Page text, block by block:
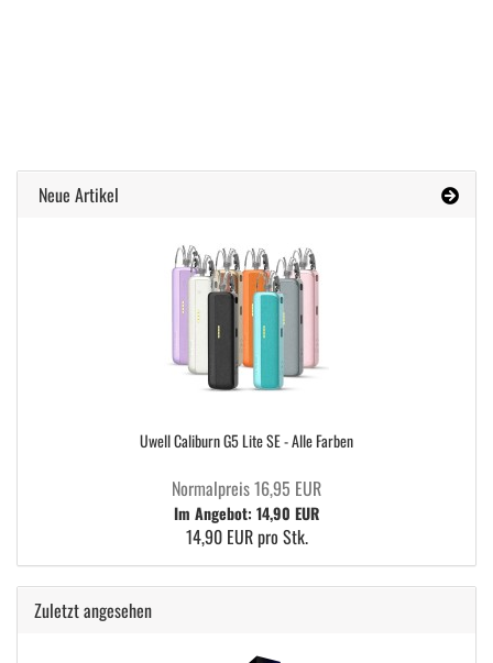
Neue Artikel
Uwell Caliburn G5 Lite SE - Alle Farben
Normalpreis 16,95 EUR
Im Angebot: 14,90 EUR
14,90 EUR pro Stk.
Zuletzt angesehen